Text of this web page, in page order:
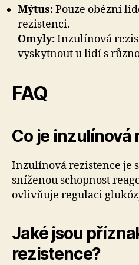
Mýtus:Pouze obézní
rezistenci.
Omyly:Inzulínová
vyskytnout u lidí s
FAQ
Co je inzulínová
Inzulínová rezistence je
sníženou schopnost
ovlivňuje regulaci
Jaké jsou
rezistence?